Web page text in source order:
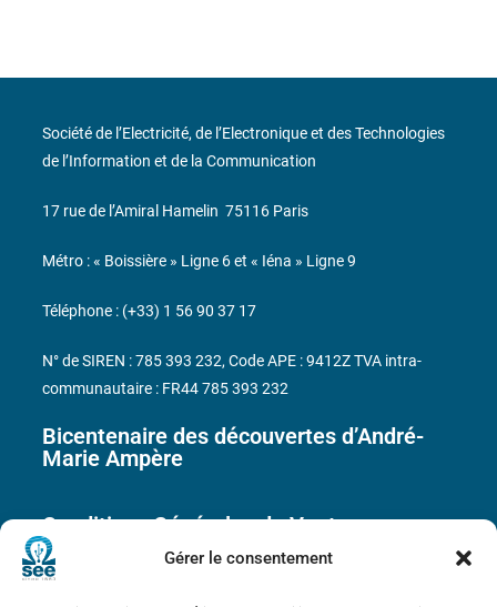
Gérer le consentement
Bicentenaire des découvertes d’André-
Marie Ampère
Conditions Générales de Vente
Société de l’Electricité, de l’Electronique et des Technologies
de l’Information et de la Communication
17 rue de l’Amiral Hamelin 75116 Paris
Métro : « Boissière » Ligne 6 et « Iéna » Ligne 9
Téléphone : (+33) 1 56 90 37 17
N° de SIREN : 785 393 232, Code APE : 9412Z TVA intra-
communautaire : FR44 785 393 232